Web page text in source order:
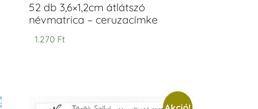
52 db 3,6×1,2cm átlátszó
névmatrica – ceruzacímke
1.270 Ft